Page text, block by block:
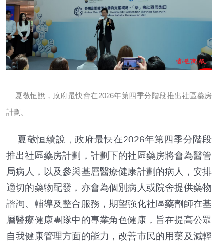
夏敬恒說，政府最快會在2026年第四季分階段推出社區藥房
計劃。
夏敬恒續說，政府最快在2026年第四季分階段
推出社區藥房計劃，計劃下的社區藥房將會為醫管
局病人，以及參與基層醫療健康計劃的病人，安排
適切的藥物配發，亦會為個別病人或院舍提供藥物
諮詢、輔導及整合服務，期望強化社區藥劑師在基
層醫療健康團隊中的專業角色健康，旨在提高公眾
自我健康管理方面的能力，改善市民的用藥及減輕